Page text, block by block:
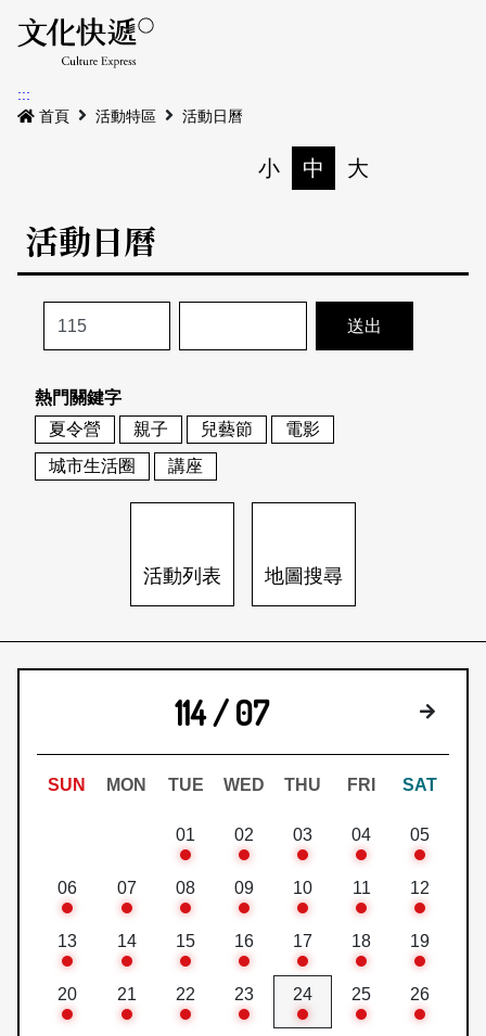
最新公告
本期專題
歷史專題
活動特區
活動列表
地圖搜尋
關於我們
關於我們
刊物索取地點
會員基本資料
刊登活動
網站導覽 English
日本語 登入/註冊
:::
首頁
活動特區 活動日曆
小 中 大
活動日曆
熱門關鍵字
夏令營
親子 兒藝節
電影
城市生活圈
講座
活動列表 地圖搜尋
114 / 07 下個月
SUN MON TUE WED THU FRI SAT
01 02 03 04 05
06 07 08 09 10 11 12
13 14 15 16 17 18 19
20 21 22 23 24 25 26